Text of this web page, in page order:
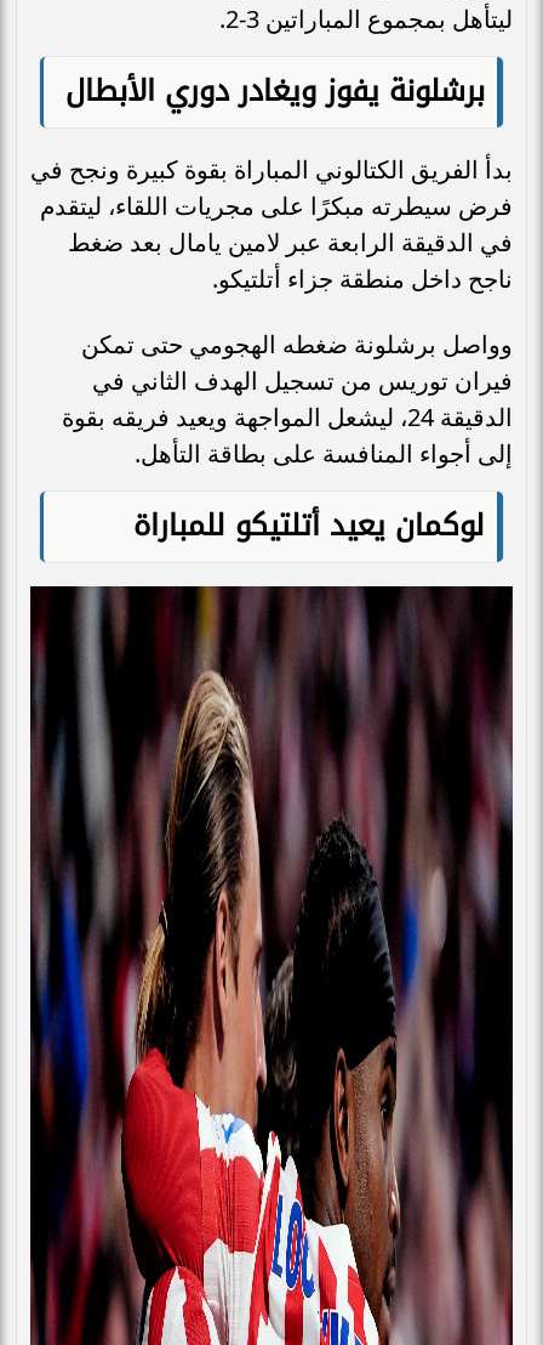
ليتأهل بمجموع المباراتين 3-2.
برشلونة يفوز ويغادر دوري الأبطال
بدأ الفريق الكتالوني المباراة بقوة كبيرة ونجح في
فرض سيطرته مبكرًا على مجريات اللقاء، ليتقدم
في الدقيقة الرابعة عبر لامين يامال بعد ضغط
ناجح داخل منطقة جزاء أتلتيكو.
وواصل برشلونة ضغطه الهجومي حتى تمكن
فيران توريس من تسجيل الهدف الثاني في
الدقيقة 24، ليشعل المواجهة ويعيد فريقه بقوة
إلى أجواء المنافسة على بطاقة التأهل.
لوكمان يعيد أتلتيكو للمباراة